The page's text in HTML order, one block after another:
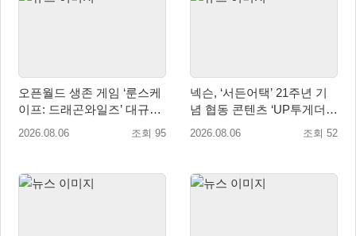
오픈월드 생존 게임 ‘룬스케
이프: 드래곤와일즈’ 대규모
유저 편의성 개선 및 사이드
2026.08.06 조회 95
넥슨, ‘서든어택’ 21주년 기
념 협동 콘텐츠 ‘UP투게더’
업데이트
2026.08.06 조회 52